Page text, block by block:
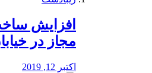
افزایش
مجاز در
اکتبر 12, 2019